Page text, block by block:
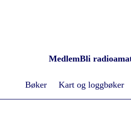
MedlemBli
Bøker Kart og loggbøker